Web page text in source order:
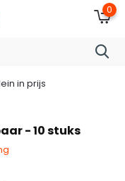
0
in prijs
- 10 stuks